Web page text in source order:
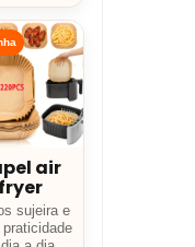
air
fryer
sujeira e
praticidade